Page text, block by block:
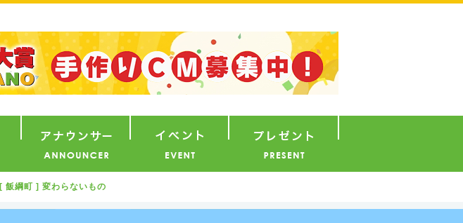
[ 飯綱町 ] 変わらないもの